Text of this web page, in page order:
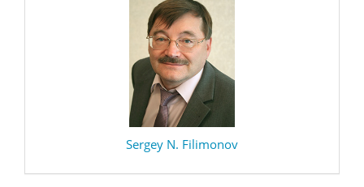
Sergey N. Filimonov